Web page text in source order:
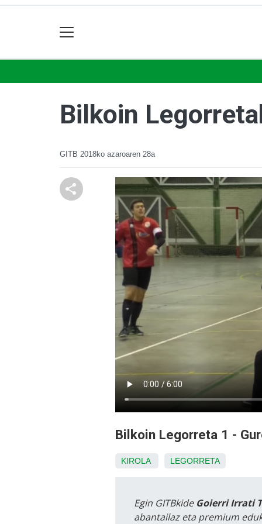
Bilkoin
GITB 2018ko azaroaren 28a
Bilkoin Legorreta 1 -
KIROLA LEGORRETA
Egin GITBkide Goierri Irrati
abantailaz eta premium